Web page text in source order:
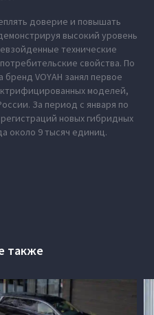
доверие и повышать
высокий уровень
технические
свойства. По
бренд VOYAH занял первое
моделей,
За период с января по
новых гибридных
около 9 тысяч единиц.
также